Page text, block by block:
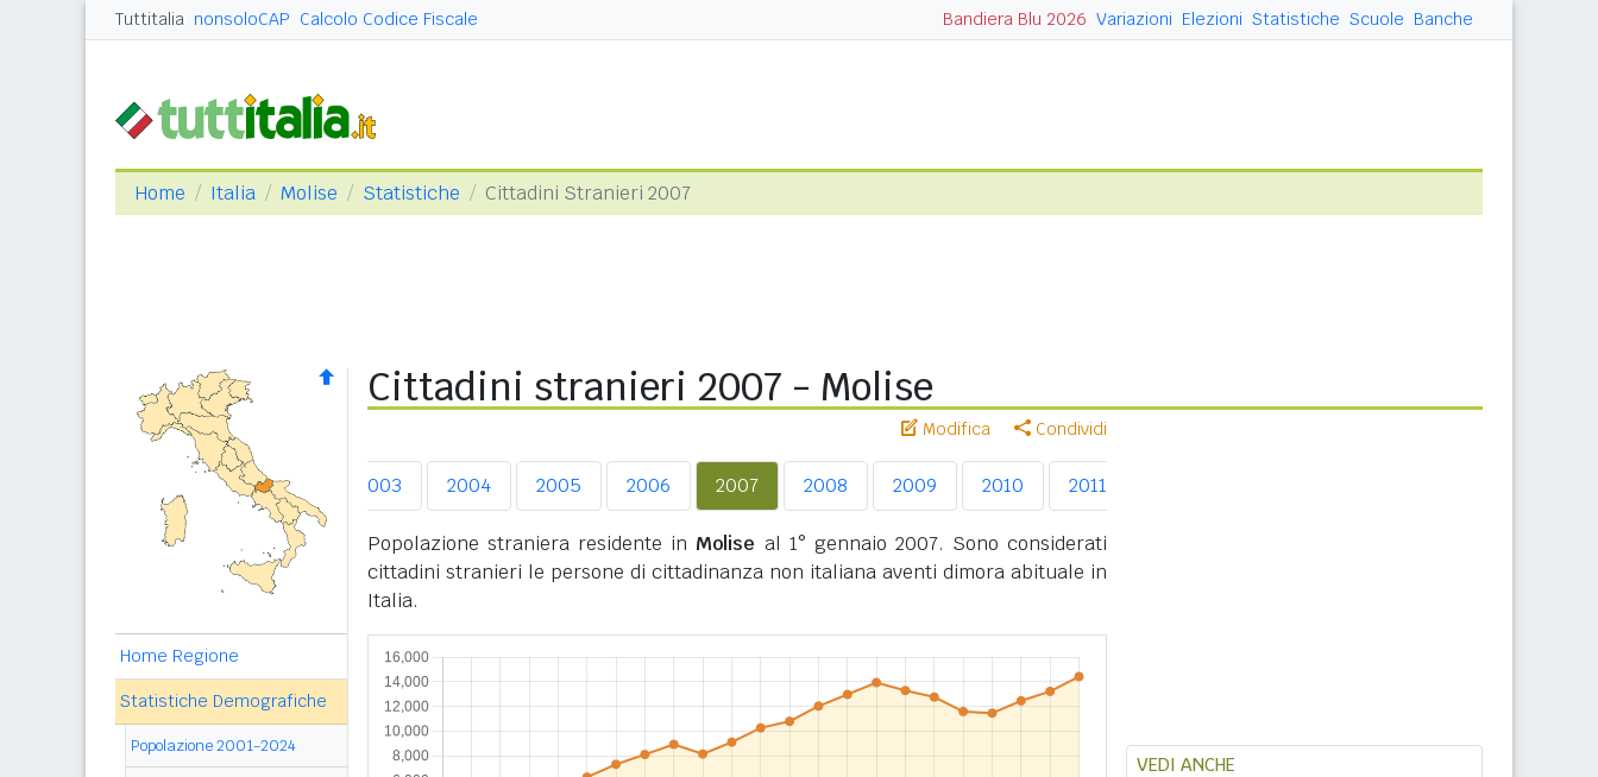
Tuttitalia nonsoloCAP Calcolo Codice Fiscale Bandiera Blu 2026 Variazioni Elezioni Statistiche Scuole Banche
Home Italia Molise Statistiche Cittadini Stranieri 2007
Home Regione
Statistiche Demografiche
Popolazione 2001-2024
Cittadini stranieri 2007 - Molise
Modifica Condividi
2003 2004 2005 2006 2007 2008 2009 2010 2011
Popolazione straniera residente in Molise al 1° gennaio 2007. Sono considerati
cittadini stranieri le persone di cittadinanza non italiana aventi dimora abituale in
Italia.
VEDI ANCHE